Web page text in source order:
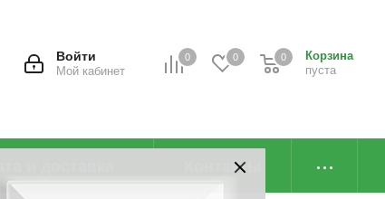
0 0
Корзина
пуста
0
Войти
Мой кабинет
Контакты